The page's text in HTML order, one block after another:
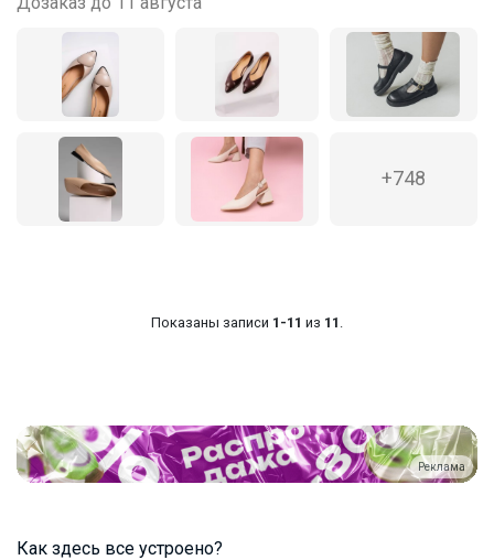
+748
Показаны записи 1-11 из 11
Реклама
Как здесь все устроено?